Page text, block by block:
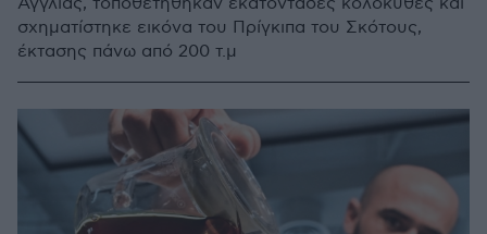
σχηματίστηκε εικόνα του Πρίγκιπα του Σκότους,
έκτασης πάνω από 200 τ.μ